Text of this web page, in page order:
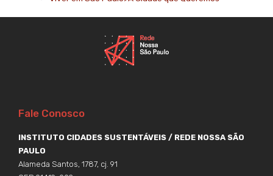
Fale Conosco
INSTITUTO CIDADES SUSTENTÁVEIS / REDE NOSSA SÃO
PAULO
Alameda Santos, 1787, cj. 91